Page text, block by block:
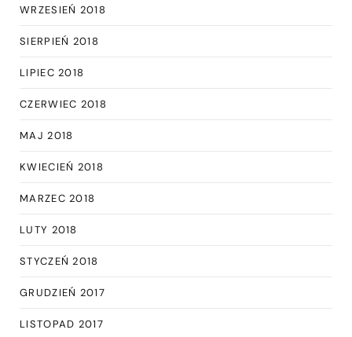
WRZESIEŃ 2018
SIERPIEŃ 2018
LIPIEC 2018
CZERWIEC 2018
MAJ 2018
KWIECIEŃ 2018
MARZEC 2018
LUTY 2018
STYCZEŃ 2018
GRUDZIEŃ 2017
LISTOPAD 2017